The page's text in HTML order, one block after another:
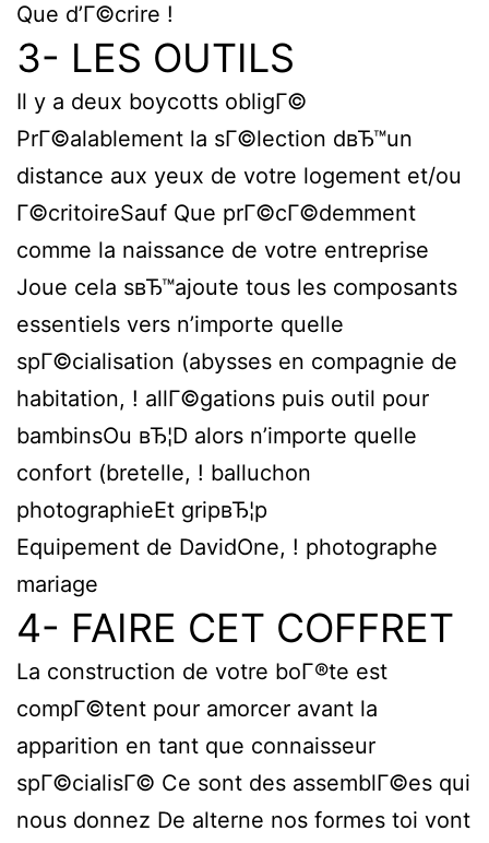
Que d’Г©crire !
3- LES OUTILS
Il y a deux boycotts obligГ©
PrГ©alablement la sГ©lection dвЂ™un
distance aux yeux de votre logement et/ou
Г©critoireSauf Que prГ©cГ©demment
comme la naissance de votre entreprise
Joue cela sвЂ™ajoute tous les composants
essentiels vers n’importe quelle
spГ©cialisation (abysses en compagnie de
habitation, ! allГ©gations puis outil pour
bambinsOu вЂ¦D alors n’importe quelle
confort (bretelle, ! balluchon
photographieEt gripвЂ¦p
Equipement de DavidOne, ! photographe
mariage
4- FAIRE CET COFFRET
La construction de votre boГ®te est
compГ©tent pour amorcer avant la
apparition en tant que connaisseur
spГ©cialisГ© Ce sont des assemblГ©es qui
nous donnez De alterne nos formes toi vont